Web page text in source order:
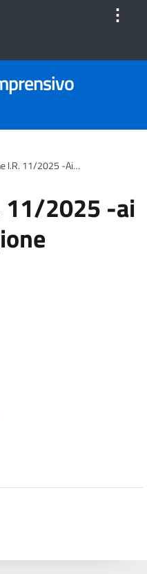
⋮
-ai Docenti Di Religione
11/2025 -ai